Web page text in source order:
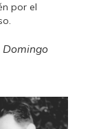
por el
Domingo